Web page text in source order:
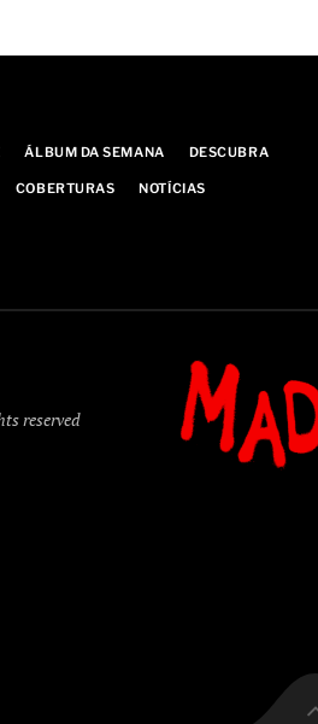
ÁLBUM DA SEMANA DESCUBRA
COBERTURAS NOTÍCIAS
reserved